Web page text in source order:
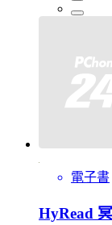
電子書
HyRead